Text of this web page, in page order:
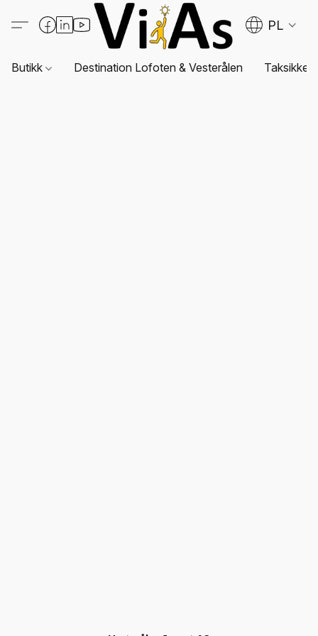
PL
Butikk Destination Lofoten & Vesterålen